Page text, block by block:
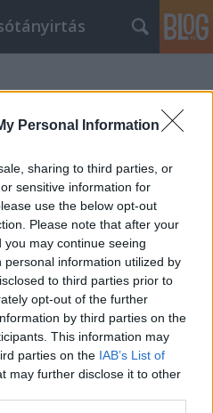
Personal Information
sharing to third parties, or
sensitive information for
use the below opt-out
Please note that after your
may continue seeing
information utilized by
to third parties prior to
opt-out of the further
by third parties on the
This information may
parties on the IAB’s List of
may further disclose it to other
tippek, hogy
hogy sikeresebbé tegye
hogy "eladja" online
versenytársai közül.
marketing. Ez segít a
megjegyezni Önt, ami
nyereséget…
a Facebook
a